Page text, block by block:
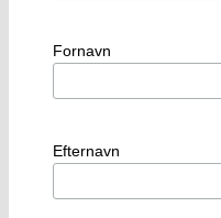
Fornavn
Efternavn